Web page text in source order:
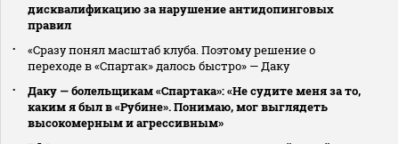
дисквалификацию за нарушение антидопинговых
правил
«Сразу понял масштаб клуба. Поэтому решение о
переходе в «Спартак» далось быстро» — Даку
Даку — болельщикам «Спартака»: «Не судите меня за то,
каким я был в «Рубине». Понимаю, мог выглядеть
высокомерным и агрессивным»